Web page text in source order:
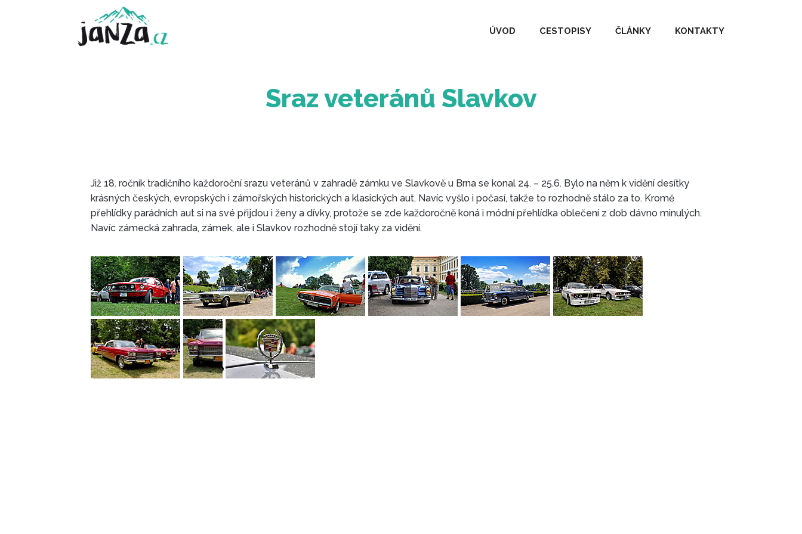
ÚVOD CESTOPISY ČLÁNKY KONTAKTY
Sraz veteránů Slavkov
Již 18. ročník tradičního každoroční srazu veteránů v zahradě zámku ve Slavkově u Brna se konal 24. – 25.6. Bylo na něm k vidění desítky
krásných českých, evropských i zámořských historických a klasických aut. Navíc vyšlo i počasí, takže to rozhodně stálo za to. Kromě
přehlídky parádních aut si na své přijdou i ženy a dívky, protože se zde každoročně koná i módní přehlídka oblečení z dob dávno minulých.
Navíc zámecká zahrada, zámek, ale i Slavkov rozhodně stojí taky za vidění.